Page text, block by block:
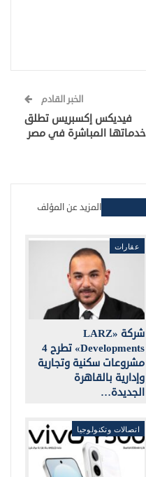
الخبر القادم
فيديكس إكسبريس تطلق
خدماتها المباشرة في مصر
المزيد عن المؤلف
عقارات
شركة «LARZ
Developments» تطرح 4
مشروعات سكنية وتجارية
وإدارية بالقاهرة
الجديدة…
اتصالات وتكنولوجيا